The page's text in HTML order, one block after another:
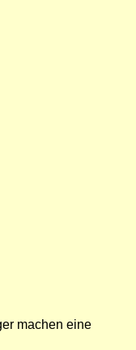
machen eine